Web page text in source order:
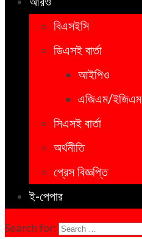
বিএসইসি
ডিএসই বার্তা
আইপিও
এজিএম/ইজিএম
সিএসই বার্তা
অর্থনীতি
প্রেস বিজ্ঞপ্তি
ই-পেপার
Search for: